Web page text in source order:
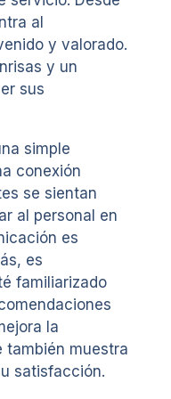
al
y valorado.
y un
sus
simple
conexión
se sientan
al personal en
es
es
familiarizado
la
también muestra
satisfacción.